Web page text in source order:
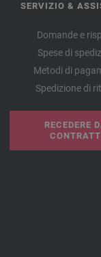
SERVIZIO &
Domande e
Spese di
Metodi di
Spedizione di
RECEDERE